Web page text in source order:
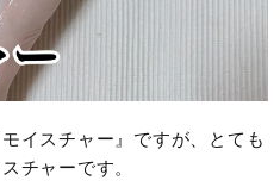
イスチャー』ですが、とても
チャーです。